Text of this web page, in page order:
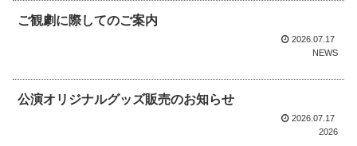
ご観劇に際してのご案内
2026.07.17
NEWS
公演オリジナルグッズ販売のお知らせ
2026.07.17
2026